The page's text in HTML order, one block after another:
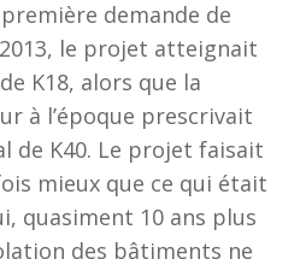
demande de
le projet atteignait
K18, alors que la
à l’époque prescrivait
de K40. Le projet faisait
mieux que ce qui était
quasiment 10 ans plus
des bâtiments ne